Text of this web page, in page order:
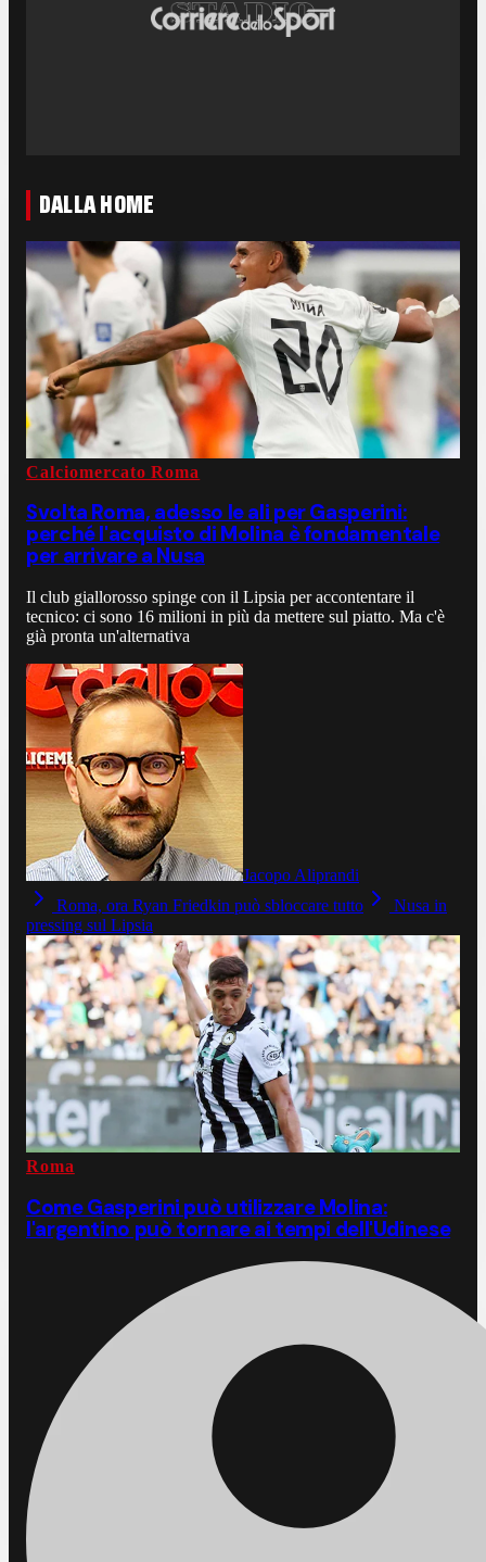
DALLA HOME
Calciomercato Roma
Svolta Roma, adesso le ali per Gasperini:
perché l'acquisto di Molina è fondamentale
per arrivare a Nusa
Il club giallorosso spinge con il Lipsia per accontentare il
tecnico: ci sono 16 milioni in più da mettere sul piatto. Ma c'è
già pronta un'alternativa
Jacopo Aliprandi
Roma, ora Ryan Friedkin può sbloccare tutto
Nusa in
pressing sul Lipsia
Roma
Come Gasperini può utilizzare Molina:
l'argentino può tornare ai tempi dell'Udinese